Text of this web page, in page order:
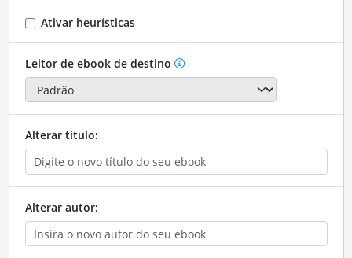
Ativar heurísticas
Leitor de ebook de destino
Alterar título:
Alterar autor: